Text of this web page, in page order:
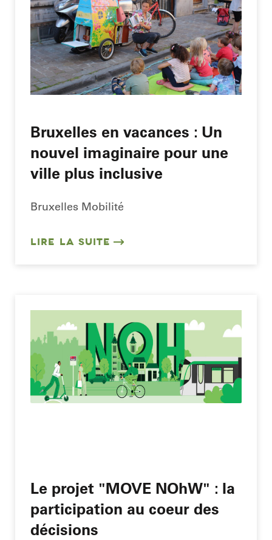
Bruxelles en vacances : Un
nouvel imaginaire pour une
ville plus inclusive
Bruxelles Mobilité
LIRE LA SUITE
Le projet "MOVE NOhW" : la
participation au coeur des
décisions